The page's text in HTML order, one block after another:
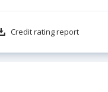
Credit rating report